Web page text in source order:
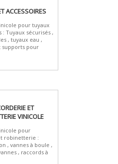
ACCESSOIRES
pour tuyaux
: Tuyaux sécurisés ,
, tuyaux eau ,
supports pour
ET
VINICOLE
pour
robinetterie :
, vannes à boule ,
, raccords à